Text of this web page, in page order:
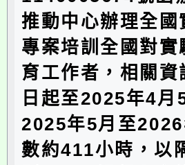
推動中心辦理全
專案培訓全國對
育工作者，相關
日起至2025年4
2025年5月至
數約411小時，以